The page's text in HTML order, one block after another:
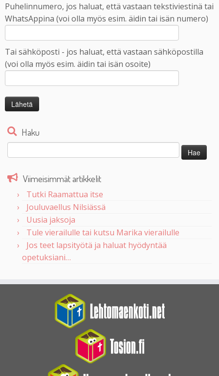
Puhelinnumero, jos haluat, että vastaan tekstiviestinä tai
WhatsAppina (voi olla myös esim. äidin tai isän numero)
Tai sähköposti - jos haluat, että vastaan sähköpostilla
(voi olla myös esim. äidin tai isän osoite)
Haku
Haku:
Viimeisimmät artikkelit
Tutki Raamattua itse
Jouluvaellus Nilsiässä
Uusia jaksoja
Tule vierailulle tai kutsu Marika vierailulle
Jos teet lapsityötä ja haluat hyödyntää
opetuksiani…